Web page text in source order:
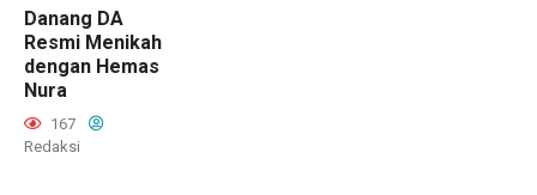
Danang DA
Resmi Menikah
dengan Hemas
Nura
167
Redaksi